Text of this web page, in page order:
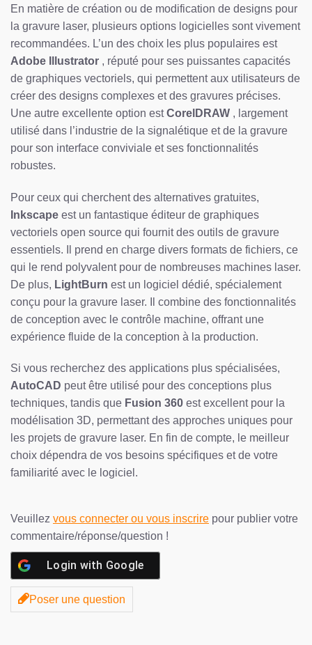
En matière de création ou de modification de designs pour
la gravure laser, plusieurs options logicielles sont vivement
recommandées. L’un des choix les plus populaires est
Adobe Illustrator , réputé pour ses puissantes capacités
de graphiques vectoriels, qui permettent aux utilisateurs de
créer des designs complexes et des gravures précises.
Une autre excellente option estCorelDRAW , largement
utilisé dans l’industrie de la signalétique et de la gravure
pour son interface conviviale et ses fonctionnalités
robustes.
Pour ceux qui cherchent des alternatives gratuites,
Inkscape est un fantastique éditeur de graphiques
vectoriels open source qui fournit des outils de gravure
essentiels. Il prend en charge divers formats de fichiers, ce
qui le rend polyvalent pour de nombreuses machines laser.
De plus, LightBurn est un logiciel dédié, spécialement
conçu pour la gravure laser. Il combine des fonctionnalités
de conception avec le contrôle machine, offrant une
expérience fluide de la conception à la production.
Si vous recherchez des applications plus spécialisées,
AutoCAD peut être utilisé pour des conceptions plus
techniques, tandis que Fusion 360 est excellent pour la
modélisation 3D, permettant des approches uniques pour
les projets de gravure laser. En fin de compte, le meilleur
choix dépendra de vos besoins spécifiques et de votre
familiarité avec le logiciel.
Veuillez vous connecter ou vous inscrire pour publier votre
commentaire/réponse/question !
Login with Google
Poser une question